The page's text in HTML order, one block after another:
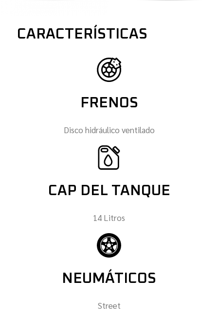
CARACTERÍSTICAS
FRENOS
Disco hidráulico ventilado
CAP DEL TANQUE
14 Litros
NEUMÁTICOS
Street